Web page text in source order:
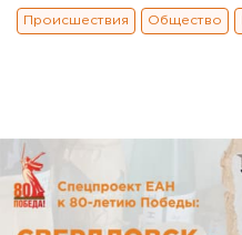
Происшествия Общество